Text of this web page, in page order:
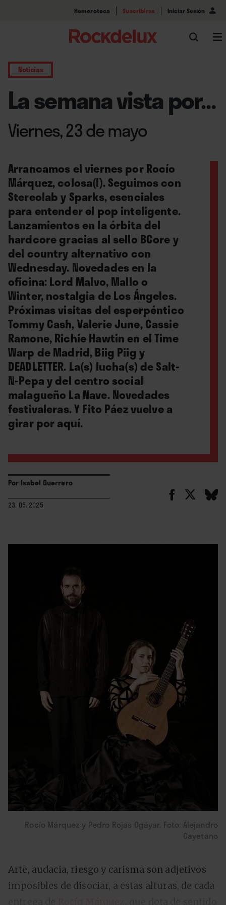
Hemeroteca Suscribirse Iniciar Sesión
Noticias
La semana vista por…
Viernes, 23 de mayo
Arrancamos el viernes por Rocío
Márquez, colosa(l). Seguimos con
Stereolab y Sparks, esenciales
para entender el pop inteligente.
Lanzamientos en la órbita del
hardcore gracias al sello BCore y
del country alternativo con
Wednesday. Novedades en la
oficina: Lord Malvo, Mallo o
Winter, nostalgia de Los Ángeles.
Próximas visitas del esperpéntico
Tommy Cash, Valerie June, Cassie
Ramone, Richie Hawtin en el Time
Warp de Madrid, Biig Piig y
DEADLETTER. La(s) lucha(s) de Salt-
N-Pepa y del centro social
malagueño La Nave. Novedades
festivaleras. Y Fito Páez vuelve a
girar por aquí.
Por Isabel Guerrero
23. 05. 2025
Rocío Márquez y Pedro Rojas Ogáyar. Foto: Alejandro
Cayetano
Arte, audacia, riesgo y carisma son adjetivos
imposibles de disociar, a estas alturas, de cada